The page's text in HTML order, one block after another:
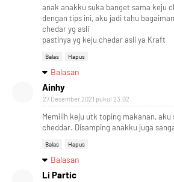
anak anakku suka banget sama keju
dengan tips ini, aku jadi tahu
chedar yg asli
pastinya yg keju chedar asli ya Kraft
Balas Hapus
Balasan
Ainhy
27 Desember 2021 pukul 23.02
Memilih keju utk toping makanan, aku
cheddar. Disamping anakku juga
Balas Hapus
Balasan
Li Partic